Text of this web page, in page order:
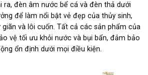
ra, đèn âm nước bể cá và đèn thả dưới
để làm nổi bật vẻ đẹp của thủy sinh,
và lôi cuốn. Tất cả các sản phẩm của
vệ tối ưu khỏi nước và bụi bẩn, đảm bảo
ổn định dưới mọi điều kiện.